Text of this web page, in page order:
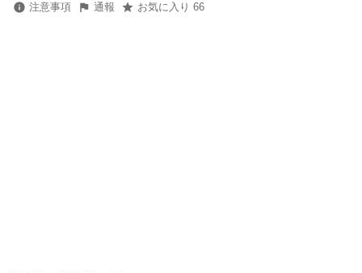
注意事項 通報 お気に入り 66